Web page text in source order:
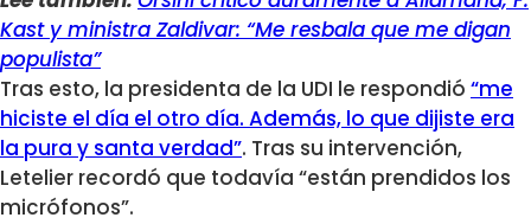
Kast y ministra Zaldivar: “Me resbala que me digan
populista”
Tras esto, la presidenta de la UDI le respondió “me
hiciste el día el otro día. Además, lo que dijiste era
la pura y santa verdad”. Tras su intervención,
Letelier recordó que todavía “están prendidos los
micrófonos”.